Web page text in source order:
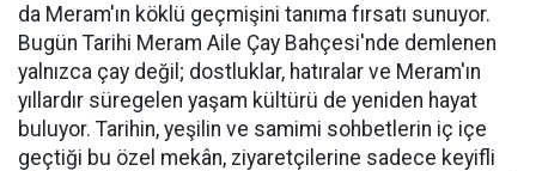
da Meram'ın köklü geçmişini tanıma fırsatı sunuyor.
Bugün Tarihi Meram Aile Çay Bahçesi'nde demlenen
yalnızca çay değil; dostluklar, hatıralar ve Meram'ın
yıllardır süregelen yaşam kültürü de yeniden hayat
buluyor. Tarihin, yeşilin ve samimi sohbetlerin iç içe
geçtiği bu özel mekân, ziyaretçilerine sadece keyifli